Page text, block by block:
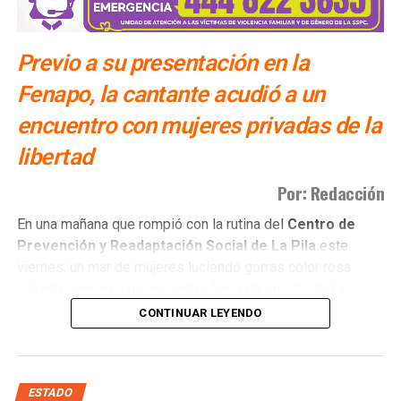
Previo a su presentación en la
Fenapo, la cantante acudió a un
encuentro con mujeres privadas de la
libertad
Por: Redacción
​En una mañana que rompió con la rutina del Centro de
Prevención y Readaptación Social de La Pila este
invitada muy especial, la
CONTINUAR LEYENDO
ESTADO